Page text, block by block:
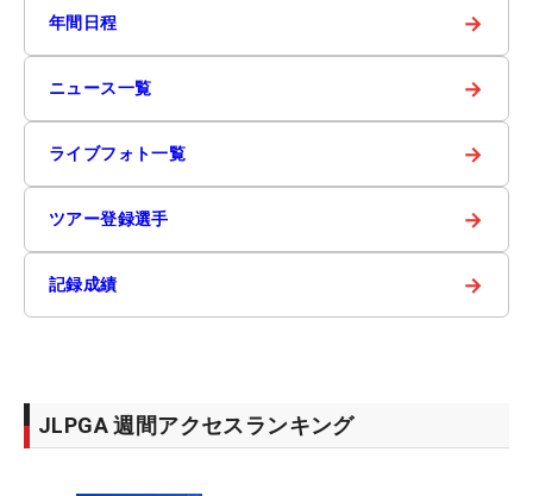
年間日程 →
ニュース一覧 →
ライブフォト一覧 →
ツアー登録選手 →
記録成績 →
JLPGA 週間アクセスランキング